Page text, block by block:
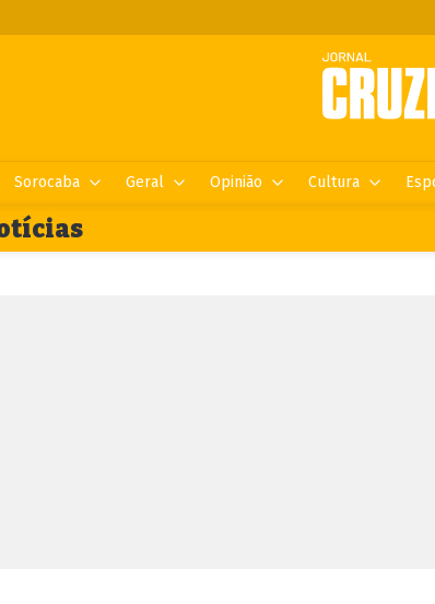
Sorocaba Geral Opinião Cultura